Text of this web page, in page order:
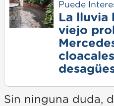
Puede
La lluvia
viejo
Sin ninguna duda,